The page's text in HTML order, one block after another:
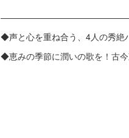
◆声と心を重ね合う、4人の秀絶
◆恵みの季節に潤いの歌を！古